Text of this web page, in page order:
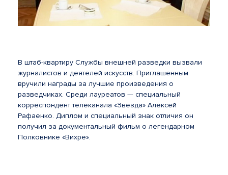
В штаб-квартиру Службы внешней разведки вызвали
журналистов и деятелей искусств. Приглашенным
вручили награды за лучшие произведения о
разведчиках. Среди лауреатов — специальный
корреспондент телеканала «Звезда» Алексей
Рафаенко. Диплом и специальный знак отличия он
получил за документальный фильм о легендарном
Полковнике «Вихре».